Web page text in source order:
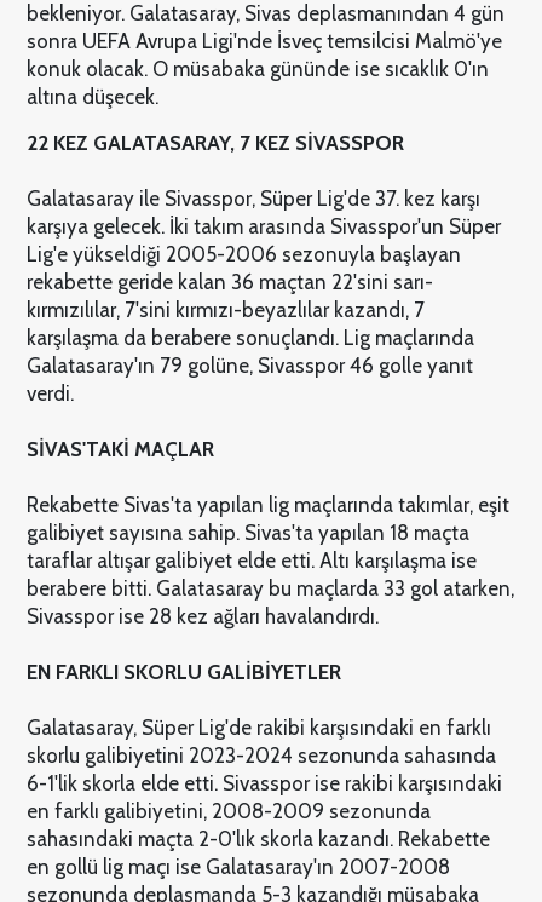
bekleniyor. Galatasaray, Sivas deplasmanından 4 gün
sonra UEFA Avrupa Ligi'nde İsveç temsilcisi Malmö'ye
konuk olacak. O müsabaka gününde ise sıcaklık 0'ın
altına düşecek.
22 KEZ GALATASARAY, 7 KEZ SİVASSPOR
Galatasaray ile Sivasspor, Süper Lig'de 37. kez karşı
karşıya gelecek. İki takım arasında Sivasspor'un Süper
Lig'e yükseldiği 2005-2006 sezonuyla başlayan
rekabette geride kalan 36 maçtan 22'sini sarı-
kırmızılılar, 7'sini kırmızı-beyazlılar kazandı, 7
karşılaşma da berabere sonuçlandı. Lig maçlarında
Galatasaray'ın 79 golüne, Sivasspor 46 golle yanıt
verdi.
SİVAS'TAKİ MAÇLAR
Rekabette Sivas'ta yapılan lig maçlarında takımlar, eşit
galibiyet sayısına sahip. Sivas'ta yapılan 18 maçta
taraflar altışar galibiyet elde etti. Altı karşılaşma ise
berabere bitti. Galatasaray bu maçlarda 33 gol atarken,
Sivasspor ise 28 kez ağları havalandırdı.
EN FARKLI SKORLU GALİBİYETLER
Galatasaray, Süper Lig'de rakibi karşısındaki en farklı
skorlu galibiyetini 2023-2024 sezonunda sahasında
6-1'lik skorla elde etti. Sivasspor ise rakibi karşısındaki
en farklı galibiyetini, 2008-2009 sezonunda
sahasındaki maçta 2-0'lık skorla kazandı. Rekabette
en gollü lig maçı ise Galatasaray'ın 2007-2008
sezonunda deplasmanda 5-3 kazandığı müsabaka